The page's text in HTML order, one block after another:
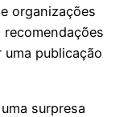
organizações
publicação
surpresa